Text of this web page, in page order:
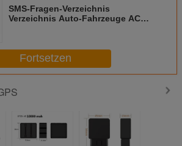
SMS-Fragen-Verzeichnis
Verzeichnis Auto-Fahrzeuge ACC
Fortsetzen